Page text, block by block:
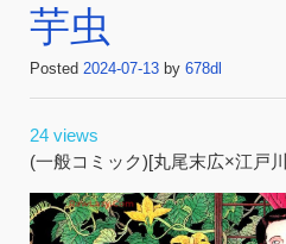
芋虫
Posted 2024-07-13 by 678dl
24 views
(一般コミック)[丸尾末広×江戸